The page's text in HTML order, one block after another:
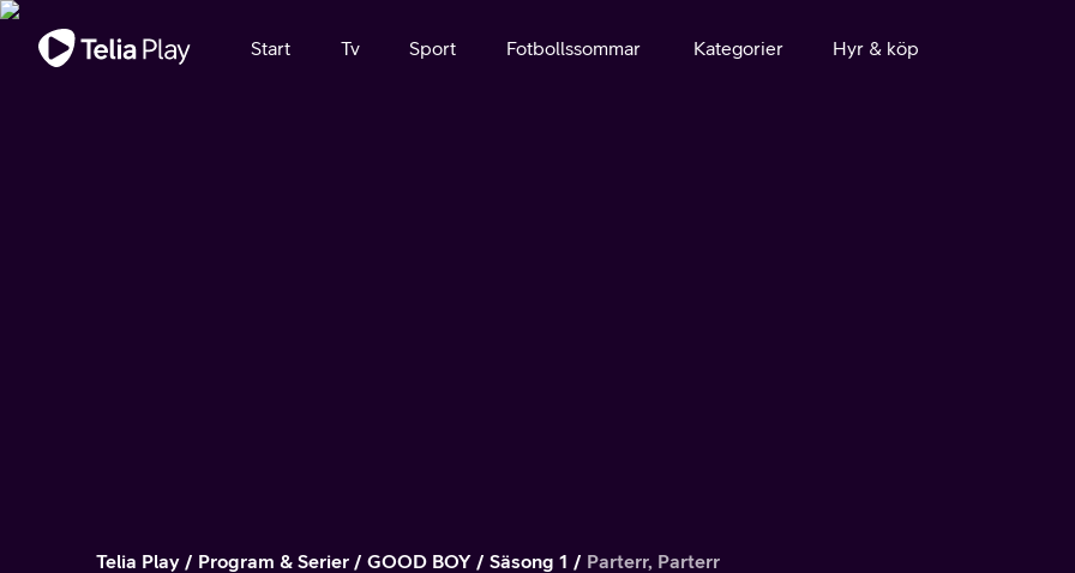
Viktigt meddelande
Start Tv Sport Fotbollssommar Kategorier Hyr & köp
Telia Play Program & Serier GOOD BOY Säsong 1 Parterr, Parterr